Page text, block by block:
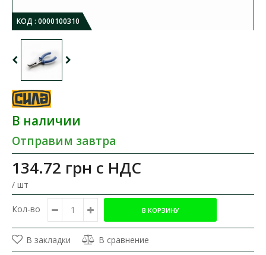
КОД : 0000100310
В наличии
Отправим завтра
134.72 грн с НДС
/ шт
Кол-во
В закладки
В сравнение